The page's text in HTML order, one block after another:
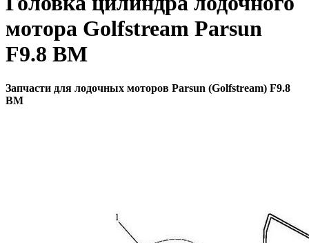
мотора Golfstream Parsun
F9.8 BM
Запчасти для лодочных моторов Parsun (Golfstream) F9.8
BM